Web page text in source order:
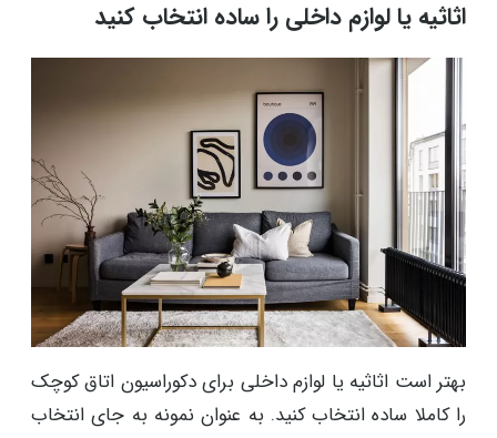
بازتابنده، همان جلوه بزرگ‌ کننده اتاق را مانند دیوار آینه‌ای
خواهید داشت، اما با سبکی بهتر.
نور در آینه منعکس می شود و در نتیجه احساس بازتری در
اتاق کوچک ایجاد می‌کند. همچنین می‌توانید میز قهوه یا
میز کناری را با یک تکه آینه بپوشانید، یا برای جلوه‌ای
مشابه، یک جعبه آینه‌ای بخرید.
اثاثیه یا لوازم داخلی را ساده انتخاب کنید